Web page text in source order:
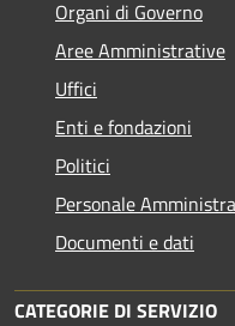
Organi di Governo
Aree Amministrative
Uffici
Enti e fondazioni
Politici
Personale
Documenti e dati
CATEGORIE DI SERVIZIO